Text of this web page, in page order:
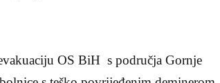
OS BiH s područja Gornje